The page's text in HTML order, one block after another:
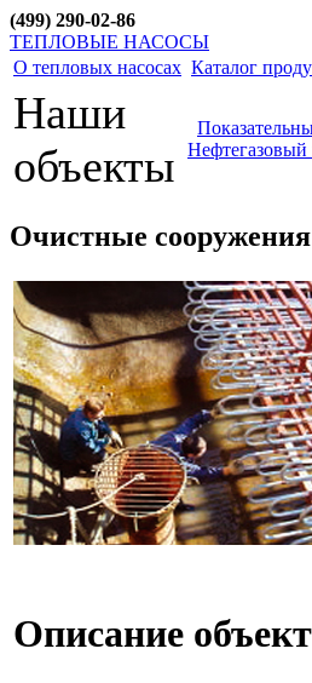
(499) 290-02-86
ТЕПЛОВЫЕ НАСОСЫ
О тепловых насосах Каталог
Наши
объекты
Нефтегазовый
Очистные сооружения
Описание